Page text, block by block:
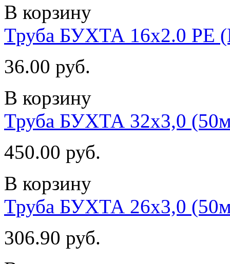
В корзину
Труба БУХТА 16х2.0 PE
36.00 руб.
В корзину
Труба БУХТА 32х3,0
450.00 руб.
В корзину
Труба БУХТА 26х3,0
306.90 руб.